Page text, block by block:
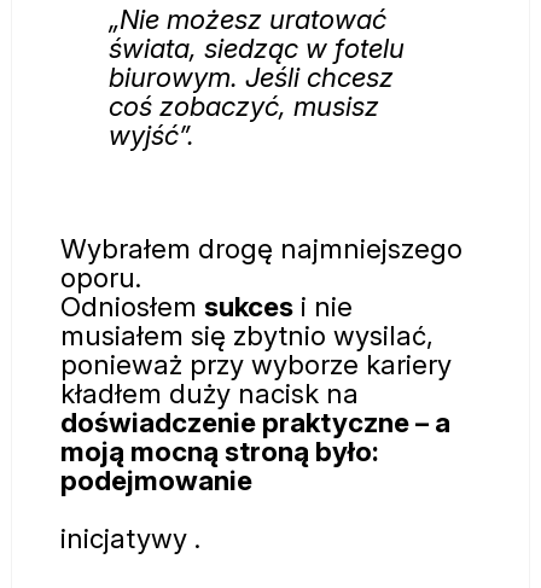
„Nie możesz uratować
świata, siedząc w fotelu
biurowym. Jeśli chcesz
coś zobaczyć, musisz
wyjść”.
Wybrałem drogę najmniejszego
oporu.
Odniosłem sukces i nie
musiałem się zbytnio wysilać,
ponieważ przy wyborze kariery
kładłem duży nacisk na
doświadczenie praktyczne – a
moją mocną stroną było:
podejmowanie
inicjatywy .